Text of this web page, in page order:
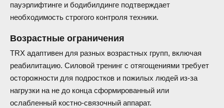
пауэрлифтинге и бодибилдинге подтверждает
необходимость строгого контроля техники.
Возрастные ограничения
TRX адаптивен для разных возрастных групп, включая
реабилитацию. Силовой тренинг с отягощениями требует
осторожности для подростков и пожилых людей из-за
нагрузки на не до конца сформированный или
ослабленный костно-связочный аппарат.